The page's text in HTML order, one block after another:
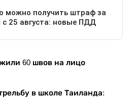
60 швов на лицо
в школе Таиланда: